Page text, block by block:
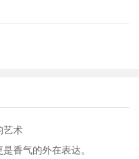
艺术
香气的外在表达。